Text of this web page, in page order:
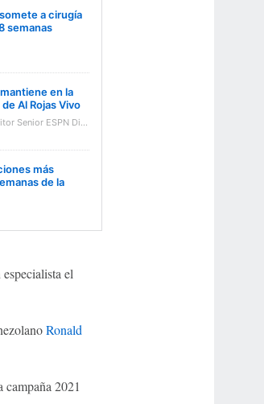
a cirugía
semanas
en la
Al Rojas Vivo
Enrique Rojas | Escritor Senior ESPN Digital
más
de la
el
Ronald
2021